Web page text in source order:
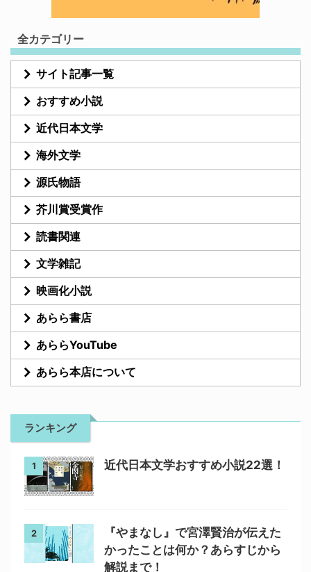
全カテゴリー
サイト記事一覧
おすすめ小説
近代日本文学
海外文学
源氏物語
芥川賞受賞作
読書関連
文学雑記
映画化小説
あらら書店
あららYouTube
あらら本店について
ランキング
1 近代日本文学おすすめ小説22選！
2
『やまなし』で宮澤賢治が伝えた
かったことは何か？あらすじから
解説まで！